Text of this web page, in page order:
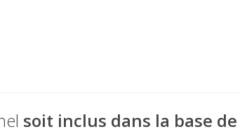
soit inclus dans la base